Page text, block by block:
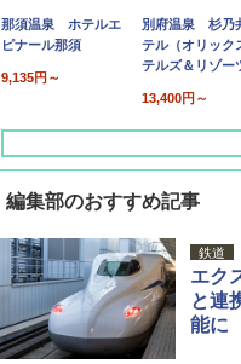
那須温泉 ホテルエ
ピナール那須
9,135円～
別府温泉 杉乃
テル（オリック
テルズ＆リゾー
13,400円～
編集部のおすすめ記事
鉄道
エク
と連
能に